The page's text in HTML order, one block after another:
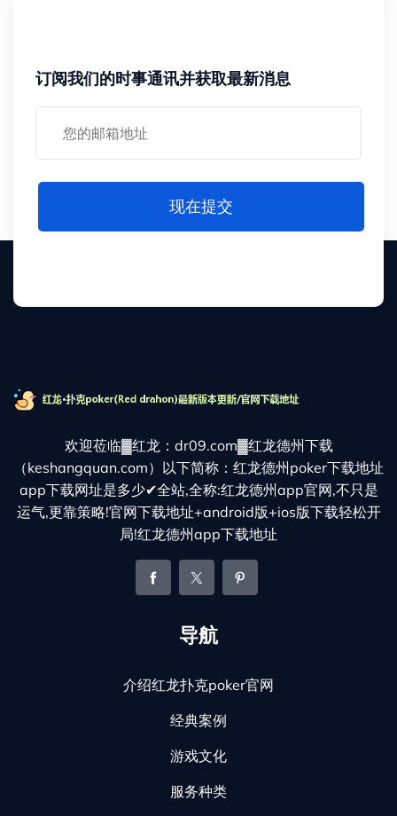
订阅我们的时事通讯并获取最新消息
现在提交
欢迎莅临▓红龙：dr09.com▓红龙德州下载
（keshangquan.com）以下简称：红龙德州poker下载地址
app下载网址是多少✔全站,全称:红龙德州app官网,不只是
运气,更靠策略!官网下载地址+android版+ios版下载轻松开
局!红龙德州app下载地址
导航
介绍红龙扑克poker官网
经典案例
游戏文化
服务种类